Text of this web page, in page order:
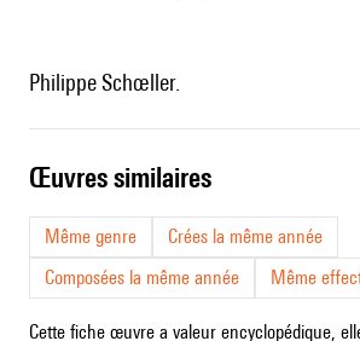
Philippe Schœller.
œuvres similaires
Même genre
Crées la même année
Composées la même année
Même
Cette fiche œuvre a valeur encyclopédique,